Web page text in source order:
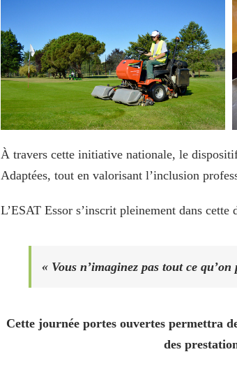
À travers cette initiative nationale, le
Adaptées, tout en valorisant l’inclusion
L’ESAT Essor s’inscrit pleinement dans
« Vous n’imaginez pas tout ce
Cette journée portes ouvertes permettra
des